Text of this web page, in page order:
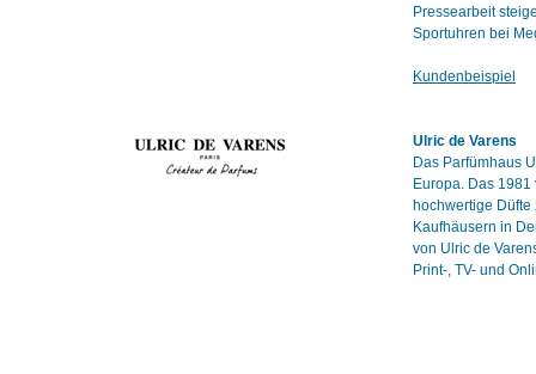
Pressearbeit
Sportuhren bei
Kundenbeispiel
Ulric de Varens
Das Parfümhaus
Europa. Das
hochwertige
Kaufhäusern in
von Ulric de
Print-, TV- und